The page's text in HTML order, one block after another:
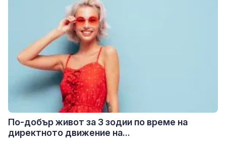
По-добър живот за 3 зодии по време на
директното движение на...